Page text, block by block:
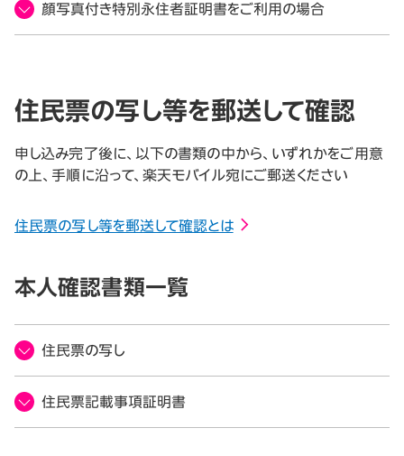
顔写真付き特別永住者証明書をご利用の場合
住民票の写し等を郵送して確認
申し込み完了後に、以下の書類の中から、いずれかをご用意
の上、手順に沿って、楽天モバイル宛にご郵送ください
住民票の写し等を郵送して確認とは
本人確認書類一覧
住民票の写し
住民票記載事項証明書